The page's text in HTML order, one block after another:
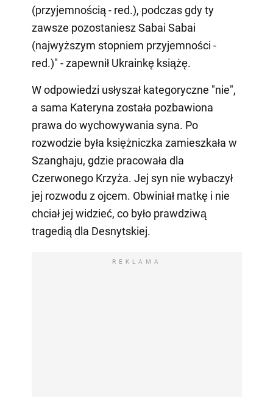
(przyjemnością - red.), podczas gdy ty
zawsze pozostaniesz Sabai Sabai
(najwyższym stopniem przyjemności -
red.)" - zapewnił Ukrainkę książę.
W odpowiedzi usłyszał kategoryczne "nie",
a sama Kateryna została pozbawiona
prawa do wychowywania syna. Po
rozwodzie była księżniczka zamieszkała w
Szanghaju, gdzie pracowała dla
Czerwonego Krzyża. Jej syn nie wybaczył
jej rozwodu z ojcem. Obwiniał matkę i nie
chciał jej widzieć, co było prawdziwą
tragedią dla Desnytskiej.
REKLAMA